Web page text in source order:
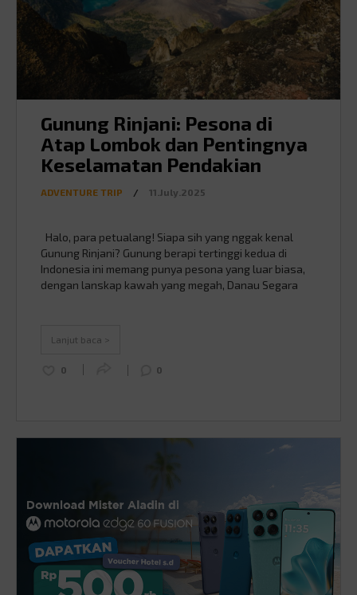
Gunung Rinjani: Pesona di
Atap Lombok dan Pentingnya
Keselamatan Pendakian
ADVENTURE TRIP / 11.July.2025
Halo, para petualang! Siapa sih yang nggak kenal
Gunung Rinjani? Gunung berapi tertinggi kedua di
Indonesia ini memang punya pesona yang luar biasa,
dengan lanskap kawah yang megah, Danau Segara
dianggap enteng, …
Lanjut baca >
0 0